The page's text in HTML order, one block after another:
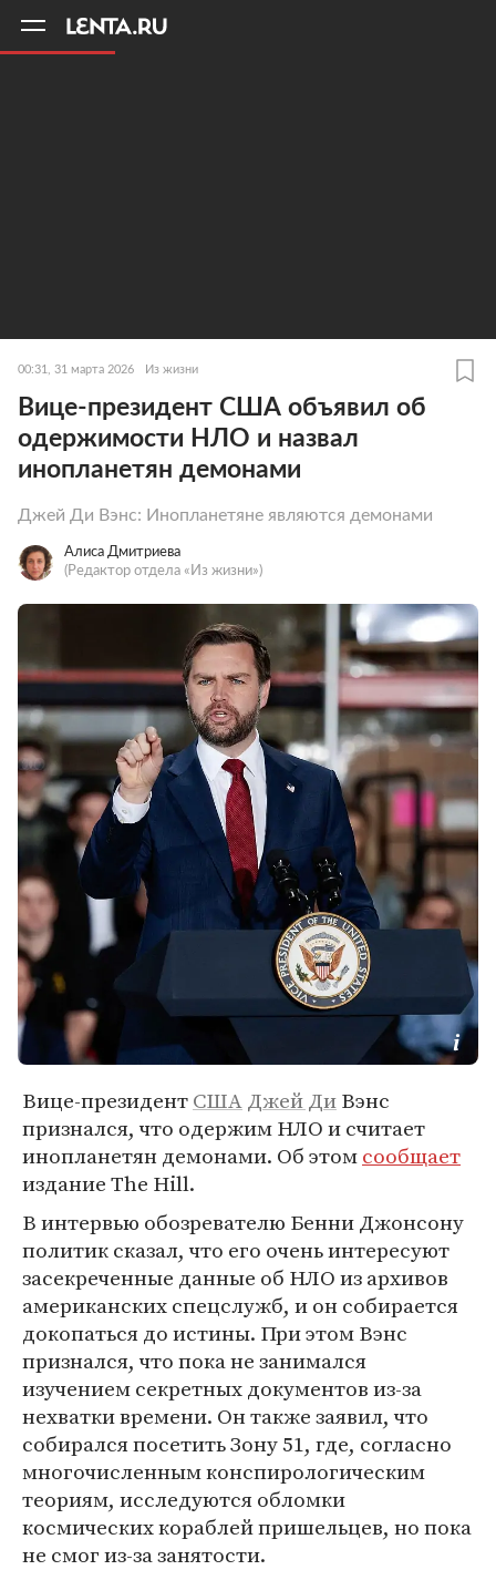
00:31, 31 марта 2026 Из жизни
Вице-президент США объявил об
одержимости НЛО и назвал
инопланетян демонами
Джей Ди Вэнс: Инопланетяне являются демонами
Алиса Дмитриева
(Редактор отдела «Из жизни»)
Вице-президентСШАДжей ДиВэнс
признался, что одержим НЛО и считает
инопланетян демонами. Об этомсообщает
издание The Hill.
В интервью обозревателю Бенни Джонсону
политик сказал, что его очень интересуют
засекреченные данные об НЛО из архивов
американских спецслужб, и он собирается
докопаться до истины. При этом Вэнс
признался, что пока не занимался
изучением секретных документов из-за
нехватки времени. Он также заявил, что
собирался посетить Зону 51, где, согласно
многочисленным конспирологическим
теориям, исследуются обломки
космических кораблей пришельцев, но пока
не смог из-за занятости.